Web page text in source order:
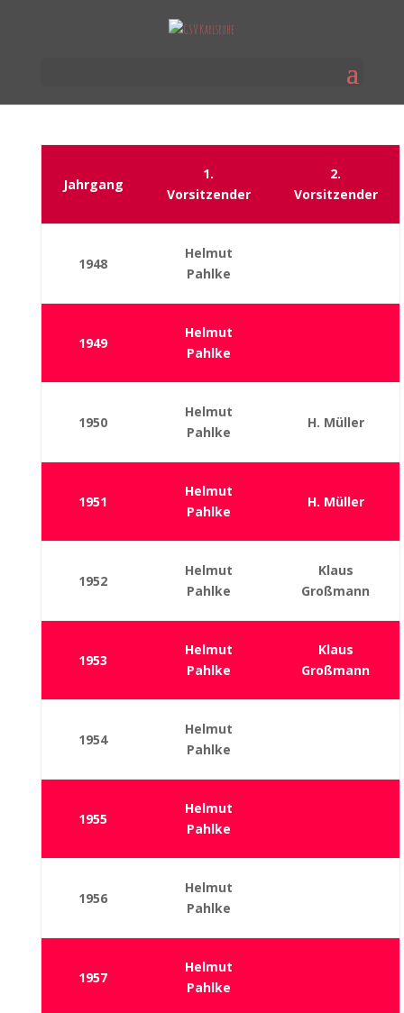
Jahrgang
1.
Vorsitzender
2.
Vorsitzender
1948
Helmut
Pahlke
1949
Helmut
Pahlke
1950
Helmut
Pahlke
H. Müller
1951
Helmut
Pahlke
H. Müller
1952
Helmut
Pahlke
Klaus
Großmann
1953
Helmut
Pahlke
Klaus
Großmann
1954
Helmut
Pahlke
1955
Helmut
Pahlke
1956
Helmut
Pahlke
1957
Helmut
Pahlke